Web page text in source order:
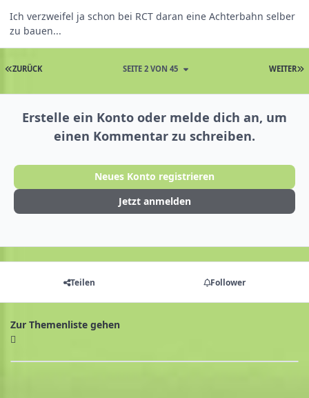
Ich verzweifel ja schon bei RCT daran eine Achterbahn selber
zu bauen...
ZURÜCK WEITER
SEITE 2 VON 45
Erstelle ein Konto oder melde dich an, um
einen Kommentar zu schreiben.
Neues Konto registrieren
Jetzt anmelden
Teilen Follower
Zur Themenliste gehen